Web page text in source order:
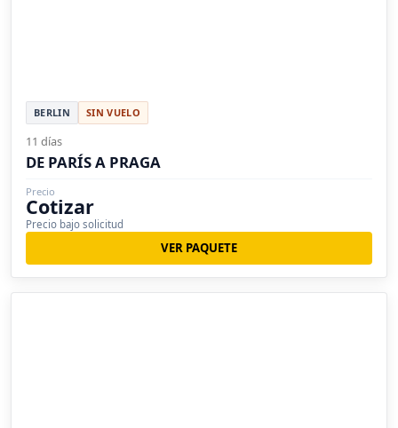
BERLIN SIN VUELO
11 días
DE PARÍS A PRAGA
Precio
Cotizar
Precio bajo solicitud
VER PAQUETE